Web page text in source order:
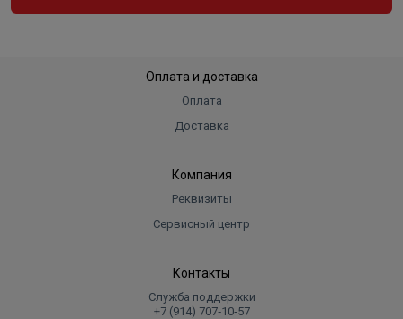
Оплата и доставка
Оплата
Доставка
Компания
Реквизиты
Сервисный центр
Контакты
Служба поддержки
+7 (914) 707‑10‑57